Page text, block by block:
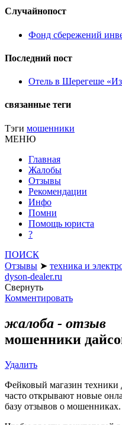
Случайнопост
Фонд сбережений
Последний пост
Отель в Шерегеше
связанные теги
Тэги мошенники
МЕНЮ
Главная
Жалобы
Отзывы
Рекомендации
Инфо
Помни
Помощь юриста
?
ПОИСК
Отзывы ➤ техника и
dyson-dealer.ru
Свернуть
Комментировать
жалоба - отзыв
мошенники
Удалить
Фейковый магазин техники
часто открывают новые
базу отзывов о мошенниках.